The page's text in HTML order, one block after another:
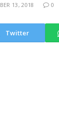
13, 2018 0
Twitter